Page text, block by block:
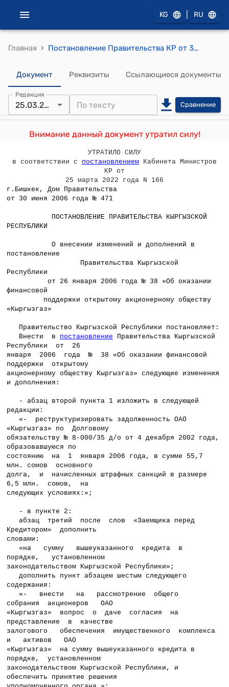
KG RU
Главная › Постановление Правительства КР от 30 июня 2006 года № 471 "О внесении изменений и дополнений в постановление Правительства Кыргызской Республики от 26 января 2006 года № 38 «Об оказании финансовой поддержки открытому акционерному обществу «Кыргызгаз»
Документ Реквизиты Ссылающиеся документы
Редакция
25.03.2022 Сравнение
Внимание данный документ утратил силу!